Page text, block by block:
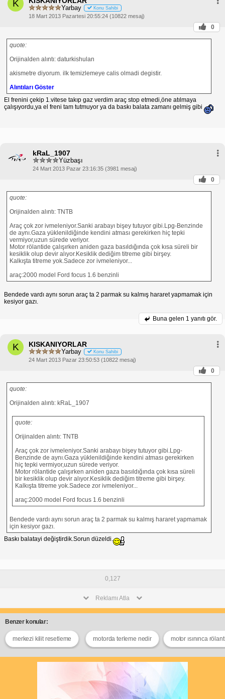
K Yarbay Konu Sahibi
18 Mart 2013 Pazartesi 20:55:24 (10822 mesaj)
0
quote:
Orijinalden alıntı: daturkishulan
akismetre diyorum. ilk temizlemeye calis olmadi degistir.
Alıntıları Göster
El frenini çekip 1.vitese takıp gaz verdim araç stop etmedi,öne atılmaya
çalışıyordu,ya el freni tam tutmuyor ya da baskı balata zamanı gelmiş gibi
kRaL_1907
Yüzbaşı
24 Mart 2013 Pazar 23:16:35 (3981 mesaj)
0
quote:
Orijinalden alıntı: TNTB
Araç çok zor ivmeleniyor.Sanki arabayı bişey tutuyor gibi.Lpg-Benzinde
de aynı.Gaza yüklenildiğinde kendini atması gerekirken hiç tepki
vermiyor,uzun sürede veriyor.
Motor rölantide çalışırken aniden gaza basıldığında çok kısa süreli bir
kesiklik olup devir alıyor.Kesiklik dediğim titreme gibi birşey.
Kalkışta titreme yok.Sadece zor ivmeleniyor...
araç:2000 model Ford focus 1.6 benzinli
Bendede vardı aynı sorun araç ta 2 parmak su kalmış hararet yapmamak için
kesiyor gazı.
Buna gelen 1 yanıtı gör.
K KISKANIYORLAR
Yarbay Konu Sahibi
24 Mart 2013 Pazar 23:50:53 (10822 mesaj)
0
quote:
Orijinalden alıntı: kRaL_1907
quote:
Orijinalden alıntı: TNTB
Araç çok zor ivmeleniyor.Sanki arabayı bişey tutuyor gibi.Lpg-
Benzinde de aynı.Gaza yüklenildiğinde kendini atması gerekirken
hiç tepki vermiyor,uzun sürede veriyor.
Motor rölantide çalışırken aniden gaza basıldığında çok kısa süreli
bir kesiklik olup devir alıyor.Kesiklik dediğim titreme gibi birşey.
Kalkışta titreme yok.Sadece zor ivmeleniyor...
araç:2000 model Ford focus 1.6 benzinli
Bendede vardı aynı sorun araç ta 2 parmak su kalmış hararet yapmamak
için kesiyor gazı.
Baskı balatayi değiştirdik.Sorun düzeldi.
0,127
Reklamı Atla
Benzer konular:
merkezi kilit resetleme motorda terleme nedir motor ısınınca